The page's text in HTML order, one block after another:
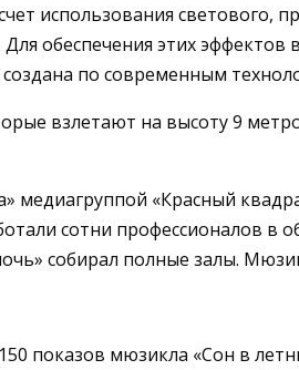
использования светового,
обеспечения этих эффектов
по современным
взлетают на высоту 9
«Красный
сотни профессионалов
собирал полные залы.
показов мюзикла «Сон в